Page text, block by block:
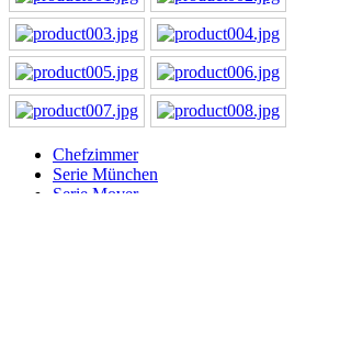
Chefzimmer
Serie München
Serie Mover